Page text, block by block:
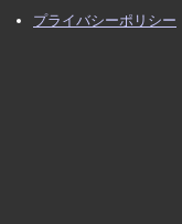
プライバシーポリシー